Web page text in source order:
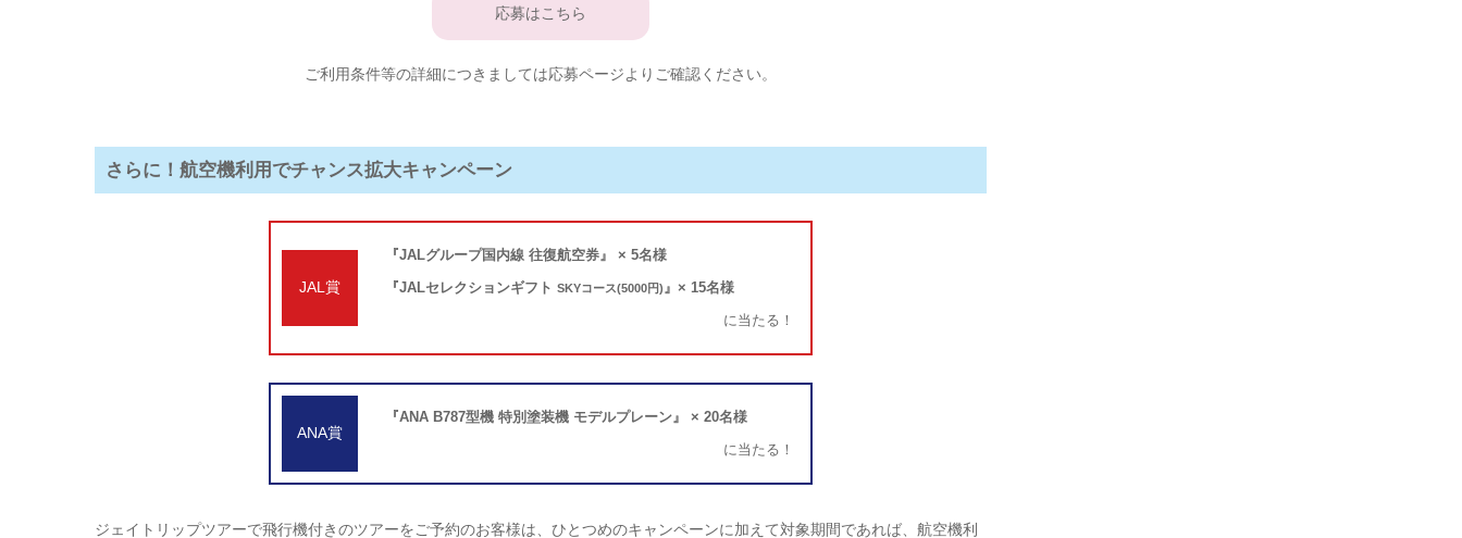
応募はこちら
ご利用条件等の詳細につきましては応募ページよりご確認ください。
さらに！ 航空機利用でチャンス拡大キャンペーン
JAL賞
『JALグループ国内線 往復航空券』 × 5名様
『JALセレクションギフト SKYコース(5000円) 』× 15名様
に当たる！
ANA賞
『ANA B787型機 特別塗装機 モデルプレーン』 × 20名様
に当たる！
ジェイトリップツアーで飛行機付きのツアーをご予約のお客様は、ひとつめのキャンペーンに加えて対象期間であれば、航空機利